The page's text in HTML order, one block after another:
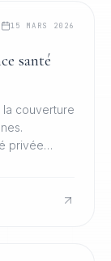
15 MARS 2026
santé
la couverture
privée